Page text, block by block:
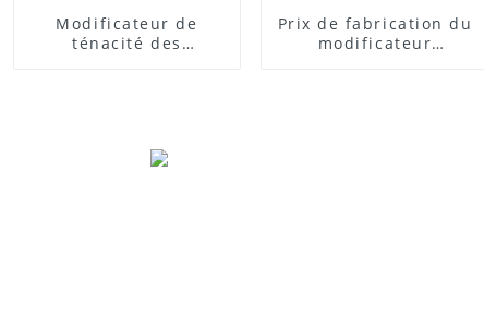
Modificateur de
ténacité des
Prix ​​de fabrication du
modificateur